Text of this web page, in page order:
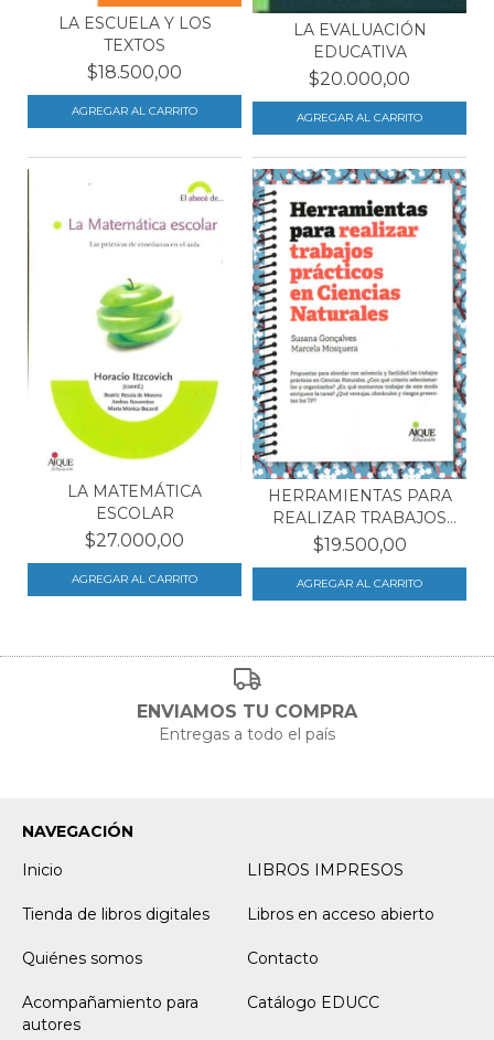
LA ESCUELA Y LOS
TEXTOS
$18.500,00
LA EVALUACIÓN
EDUCATIVA
$20.000,00
LA MATEMÁTICA
ESCOLAR
$27.000,00
HERRAMIENTAS PARA
REALIZAR TRABAJOS
PRÁC...
$19.500,00
ENVIAMOS TU COMPRA
Entregas a todo el país
NAVEGACIÓN
Inicio
LIBROS IMPRESOS
Tienda de libros digitales Libros en acceso abierto
Quiénes somos Contacto
Acompañamiento para
autores
Catálogo EDUCC